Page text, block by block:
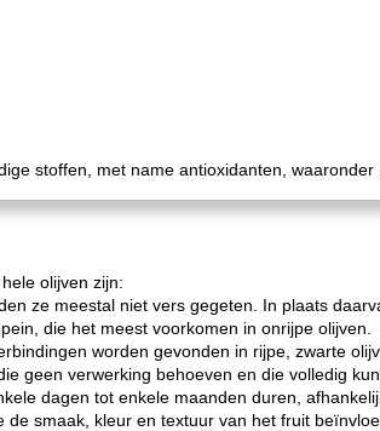
stoffen, met name antioxidanten, waaronder
olijven zijn:
ze meestal niet vers gegeten. In plaats
die het meest voorkomen in onrijpe olijven.
worden gevonden in rijpe, zwarte
geen verwerking behoeven en die volledig
dagen tot enkele maanden duren,
smaak, kleur en textuur van het fruit